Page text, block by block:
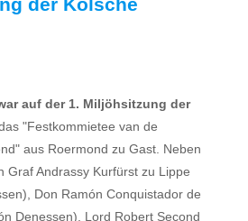
der Kölsche
auf der 1. Miljöhsitzung der
"Festkommietee van de
aus Roermond zu Gast. Neben
Graf Andrassy Kurfürst zu Lippe
Don Ramón Conquistador de
Denessen), Lord Robert Second